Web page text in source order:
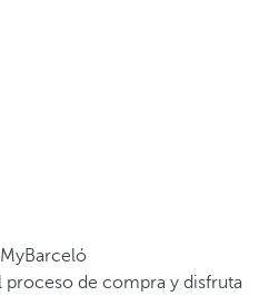
proceso de compra y disfruta